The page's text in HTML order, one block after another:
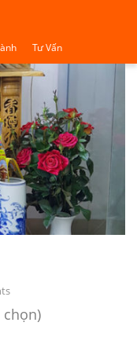
Tư Vấn